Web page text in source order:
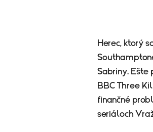
Herec, ktorý
Sabriny.
BBC Three
finančné
seriáloch